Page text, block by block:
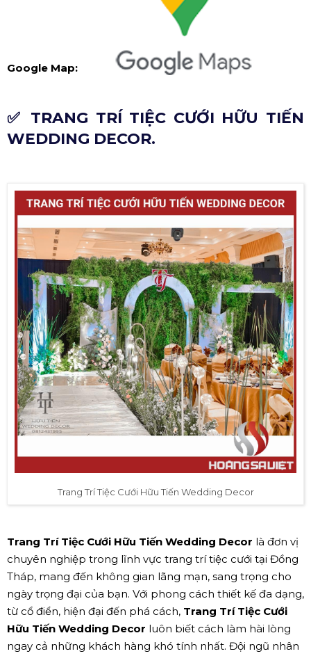
Google Map:
✅ TRANG TRÍ TIỆC CƯỚI HỮU TIẾN
WEDDING DECOR.
Trang Trí Tiệc Cưới Hữu Tiến Wedding Decor
Trang Trí Tiệc Cưới Hữu Tiến Wedding Decor là đơn vị
chuyên nghiệp trong lĩnh vực trang trí tiệc cưới tại Đồng
Tháp, mang đến không gian lãng mạn, sang trọng cho
ngày trọng đại của bạn. Với phong cách thiết kế đa dạng,
từ cổ điển, hiện đại đến phá cách, Trang Trí Tiệc Cưới
Hữu Tiến Wedding Decor luôn biết cách làm hài lòng
ngay cả những khách hàng khó tính nhất. Đội ngũ nhân